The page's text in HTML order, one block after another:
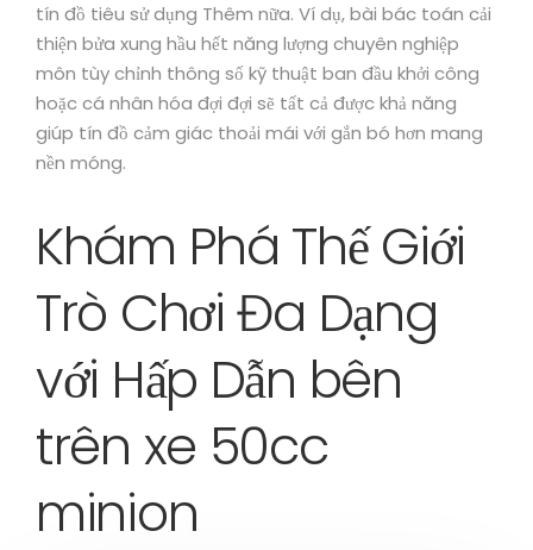
tín đồ tiêu sử dụng Thêm nữa. Ví dụ, bài bác toán cải
thiện bửa xung hầu hết năng lượng chuyên nghiệp
môn tùy chỉnh thông số kỹ thuật ban đầu khởi công
hoặc cá nhân hóa đợi đợi sẽ tất cả được khả năng
giúp tín đồ cảm giác thoải mái với gắn bó hơn mang
nền móng.
Khám Phá Thế Giới
Trò Chơi Đa Dạng
với Hấp Dẫn bên
trên xe 50cc
minion